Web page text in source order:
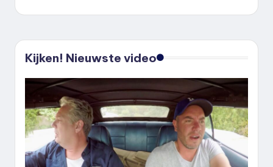
Kijken! Nieuwste video